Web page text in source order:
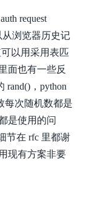
request
从浏览器历史记
以用采用表匹
面也有一些反
rand()，python
每次随机数都是
是使用的问
节在 rfc 里都谢
现有方案非要